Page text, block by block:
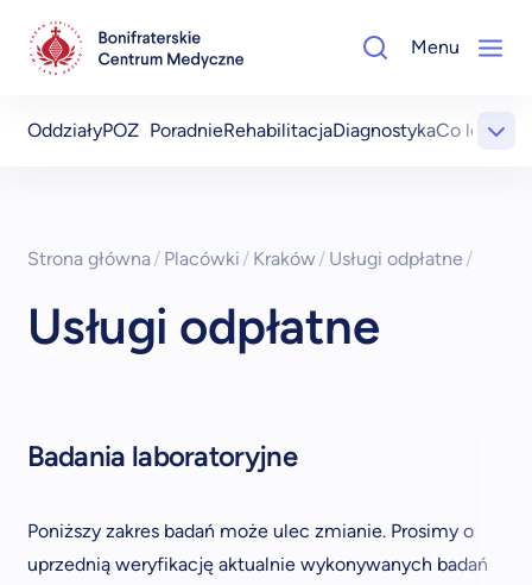
Menu
OddziałyPOZ PoradnieRehabilitacjaDiagnostykaCo
Strona główna/ Placówki / Kraków/ Usługi odpłatne /
Usługi odpłatne
Badania laboratoryjne
Poniższy zakres badań może ulec zmianie. Prosimy o
uprzednią weryfikację aktualnie wykonywanych badań